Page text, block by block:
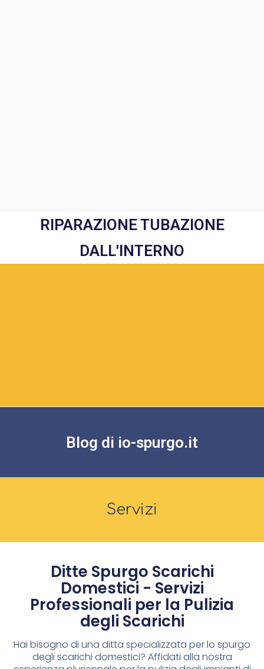
RIPARAZIONE TUBAZIONE
DALL'INTERNO
Blog di io-spurgo.it
Servizi
Ditte Spurgo Scarichi
Domestici - Servizi
Professionali per la Pulizia
degli Scarichi
Hai bisogno di una ditta specializzata per lo spurgo
degli scarichi domestici? Affidati alla nostra